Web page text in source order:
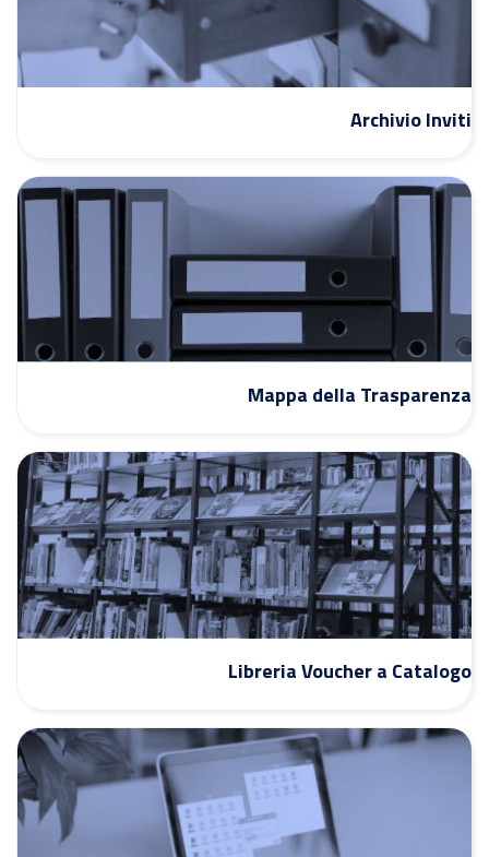
Archivio Inviti
Mappa della Trasparenza
Libreria Voucher a Catalogo